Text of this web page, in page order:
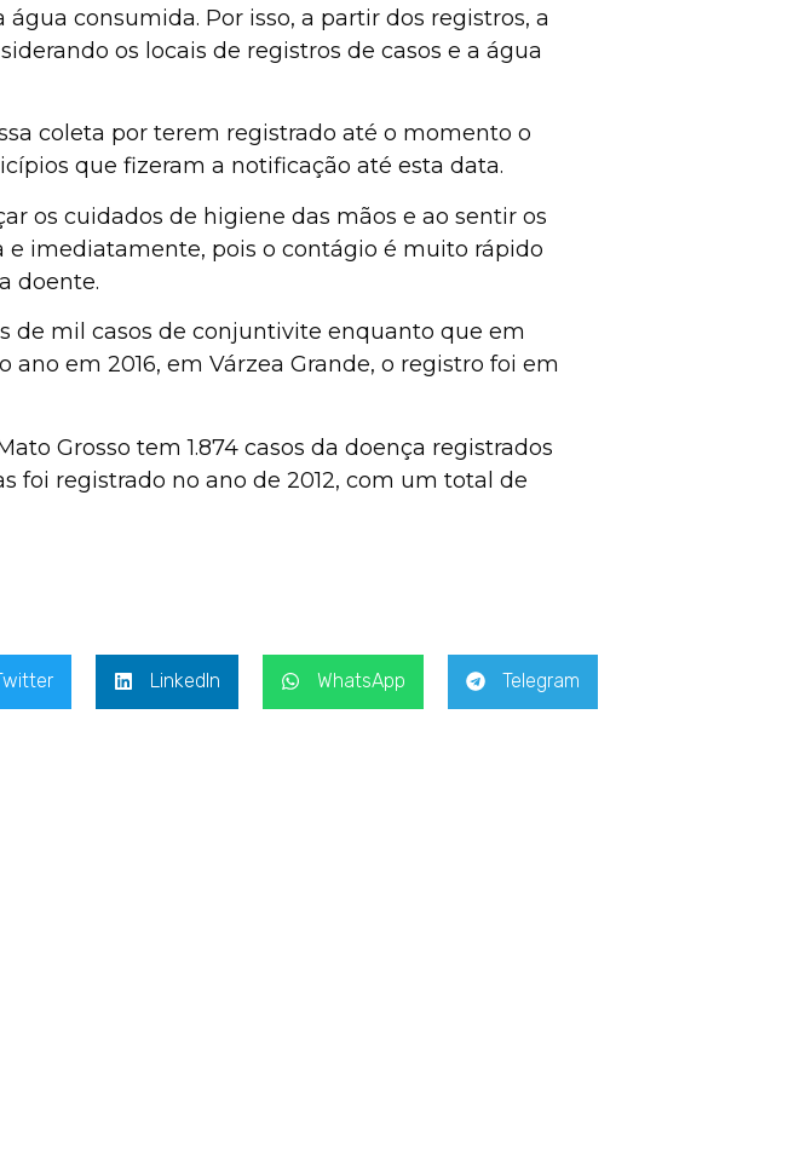
consumida. Por isso, a partir dos registros, a
os locais de registros de casos e a água
coleta por terem registrado até o momento o
que fizeram a notificação até esta data.
os cuidados de higiene das mãos e ao sentir os
imediatamente, pois o contágio é muito rápido
doente.
de mil casos de conjuntivite enquanto que em
em 2016, em Várzea Grande, o registro foi em
Grosso tem 1.874 casos da doença registrados
foi registrado no ano de 2012, com um total de
LinkedIn WhatsApp Telegram